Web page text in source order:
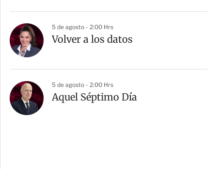
5 de agosto - 2:00 Hrs
Volver a los datos
5 de agosto - 2:00 Hrs
Aquel Séptimo Día